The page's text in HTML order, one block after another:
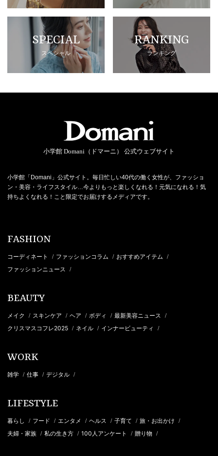
SPECIAL
スペシャル
RANKING
ランキング
小学館 Domani（ドマーニ） 公式ウェブサイト
小学館「Domani」公式サイト。毎日忙しい40代の働く女性が、ファッショ
ン・美容・ライフスタイル…今よりもっと楽しくなれる！元気になれる！気
持ちよくなれる！こと限定でお届けするメディアです。
FASHION
コーディネート / ファッションコラム / おすすめアイテム /
ファッションニュース /
BEAUTY
メイク / スキンケア / ヘア / ボディ / 最新美容ニュース /
クリスマスコフレ2025 / ネイル / インナービューティ /
WORK
雑学 / 仕事 / デジタル /
LIFESTYLE
暮らし / フード / エンタメ / ヘルス / 子育て / 旅・お出かけ /
夫婦・家族 / 私の生き方 / 100人アンケート / 贈り物 /